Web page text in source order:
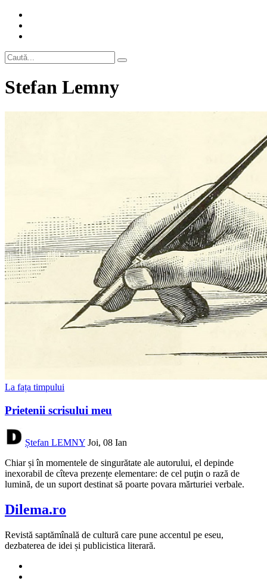
Stefan Lemny
La fața timpului
Prietenii scrisului meu
Ștefan LEMNY Joi, 08 Ian
Chiar și în momentele de singurătate ale autorului, el depinde
inexorabil de cîteva prezențe elementare: de cel puţin o rază de
lumină, de un suport destinat să poarte povara mărturiei verbale.
Dilema.ro
Revistă saptămînală de cultură care pune accentul pe eseu,
dezbaterea de idei și publicistica literară.